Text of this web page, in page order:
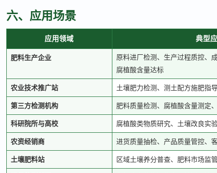
六、应用场景
应用领域 典型
肥料生产企业
原料进厂检测、生产过程质控、
腐植酸含量达标
农业技术推广站 土壤肥力检测、测土配方施肥指
第三方检测机构 肥料质量检测、腐植酸含量测定
科研院所与高校 腐植酸类物质研究、土壤改良实
农资经销商 进货质量抽检、产品质量管控、
土壤肥料站 区域土壤养分普查、肥料市场监